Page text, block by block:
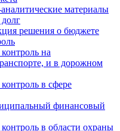
материалы
решения о бюджете
на
и в дорожном
в сфере
финансовый
в области охраны